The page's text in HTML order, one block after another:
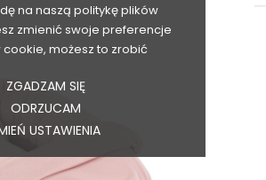
na naszą politykę plików
zmienić swoje preferencje
możesz to zrobić
ZGADZAM SIĘ
ODRZUCAM
USTAWIENIA